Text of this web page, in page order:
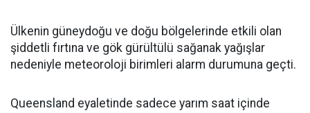
Ülkenin güneydoğu ve doğu bölgelerinde etkili olan
şiddetli fırtına ve gök gürültülü sağanak yağışlar
nedeniyle meteoroloji birimleri alarm durumuna geçti.
Queensland eyaletinde sadece yarım saat içinde